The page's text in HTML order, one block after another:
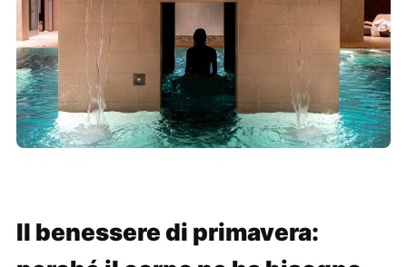
Il benessere di primavera: